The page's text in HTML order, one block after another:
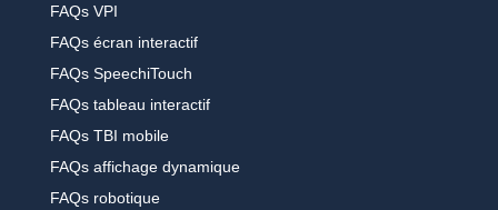
FAQs VPI
FAQs écran interactif
FAQs SpeechiTouch
FAQs tableau interactif
FAQs TBI mobile
FAQs affichage dynamique
FAQs robotique